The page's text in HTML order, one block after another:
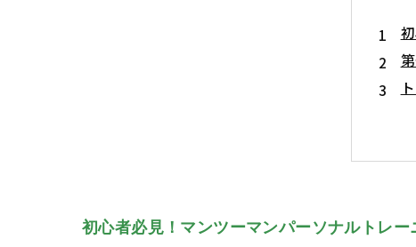
初心者必見！マンツーマンパーソナルトレー